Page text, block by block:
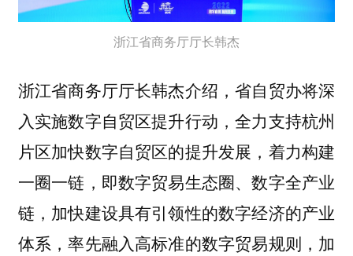
浙江省商务厅厅长韩杰
浙江省商务厅厅长韩杰介绍，省自贸办将深
入实施数字自贸区提升行动，全力支持杭州
片区加快数字自贸区的提升发展，着力构建
一圈一链，即数字贸易生态圈、数字全产业
链，加快建设具有引领性的数字经济的产业
体系，率先融入高标准的数字贸易规则，加